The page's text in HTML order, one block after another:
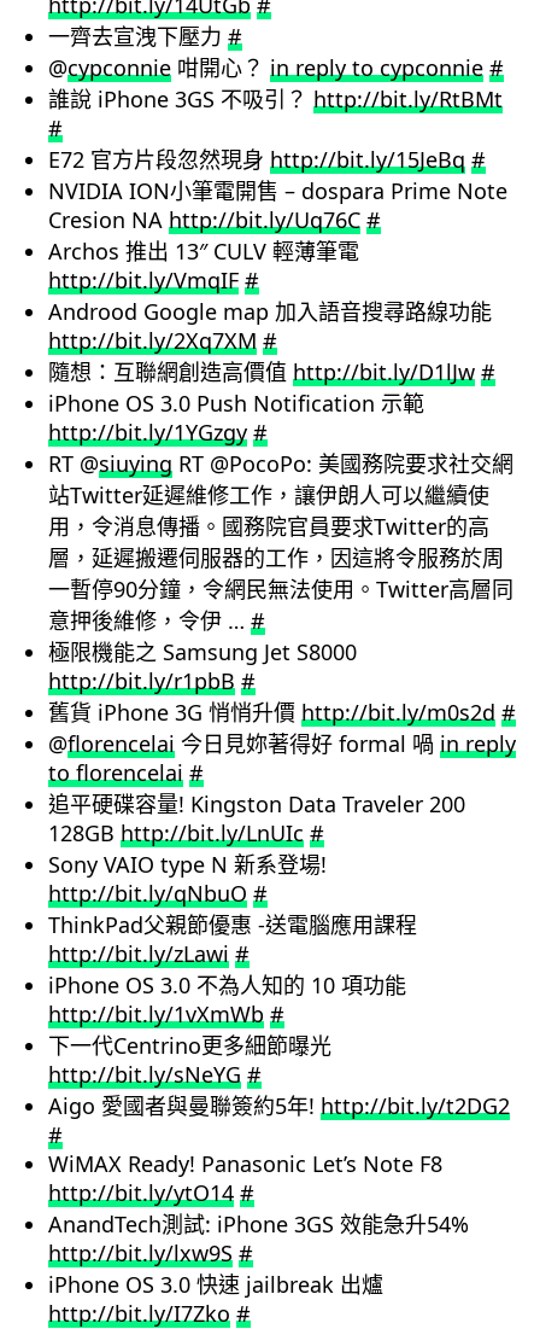
一齊去宣洩下壓力 #
@cypconnie 咁開心？ in reply to cypconnie #
誰說 iPhone 3GS 不吸引？ http://bit.ly/RtBMt
#
E72 官方片段忽然現身 http://bit.ly/15JeBq #
NVIDIA ION小筆電開售 – dospara Prime Note
Cresion NA http://bit.ly/Uq76C #
Archos 推出 13″ CULV 輕薄筆電
http://bit.ly/VmqIF #
Androod Google map 加入語音搜尋路線功能
http://bit.ly/2Xq7XM #
隨想：互聯網創造高價值 http://bit.ly/D1lJw #
iPhone OS 3.0 Push Notification 示範
http://bit.ly/1YGzgy #
RT @siuying RT @PocoPo: 美國務院要求社交網
站Twitter延遲維修工作，讓伊朗人可以繼續使
用，令消息傳播。國務院官員要求Twitter的高
層，延遲搬遷伺服器的工作，因這將令服務於周
一暫停90分鐘，令網民無法使用。Twitter高層同
意押後維修，令伊 … #
極限機能之 Samsung Jet S8000
http://bit.ly/r1pbB #
舊貨 iPhone 3G 悄悄升價 http://bit.ly/m0s2d #
@florencelai 今日見妳著得好 formal 喎 in reply
to florencelai #
追平硬碟容量! Kingston Data Traveler 200
128GB http://bit.ly/LnUIc #
Sony VAIO type N 新系登場!
http://bit.ly/qNbuO #
ThinkPad父親節優惠 -送電腦應用課程
http://bit.ly/zLawi #
iPhone OS 3.0 不為人知的 10 項功能
http://bit.ly/1vXmWb #
下一代Centrino更多細節曝光
http://bit.ly/sNeYG #
Aigo 愛國者與曼聯簽約5年! http://bit.ly/t2DG2
#
WiMAX Ready! Panasonic Let’s Note F8
http://bit.ly/ytO14 #
AnandTech測試: iPhone 3GS 效能急升54%
http://bit.ly/lxw9S #
iPhone OS 3.0 快速 jailbreak 出爐
http://bit.ly/I7Zko #